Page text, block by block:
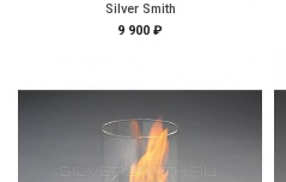
Silver Smith
9 900 ₽